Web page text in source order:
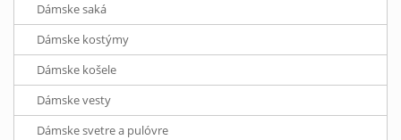
Dámske saká
Dámske kostýmy
Dámske košele
Dámske vesty
Dámske svetre a pulóvre